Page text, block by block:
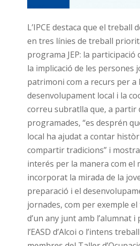
L’IPCE destaca que el treball
en tres línies de treball
programa JEP: la participació
la implicació de les persones
patrimoni com a recurs per a
desenvolupament local i la
correu subratlla que, a partir
programades, “es desprén
local ha ajudat a contar
compartir tradicions” i
interés per la manera com el
incorporat la mirada de la
preparació i el
jornades, com per exemple
d’un any junt amb l’alumnat
l’EASD d’Alcoi o l’intens